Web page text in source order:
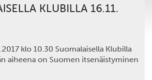
KLUBILLA 16.11.
klo 10.30 Suomalaisella Klubilla
aiheena on Suomen itsenäistyminen